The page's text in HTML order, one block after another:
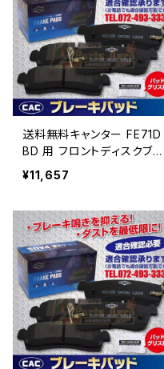
送料無料キャンター FE71D
BD 用 フロントディスクブレ
ーキパッド左右 ＰＡ513
（CAC）/専用グリス付Ｗキャ
¥11,657